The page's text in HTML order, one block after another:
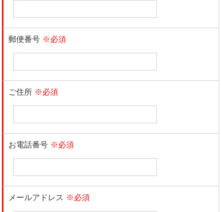
郵便番号 ※必須
ご住所 ※必須
お電話番号 ※必須
メールアドレス ※必須